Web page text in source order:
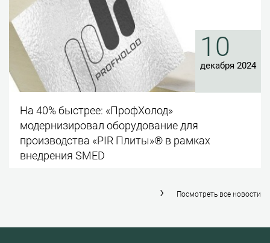
На 40% быстрее: «ПрофХолод»
модернизировал оборудование для
производства «PIR Плиты»® в рамках
внедрения SMED
10
декабря 2024
Посмотреть все новости